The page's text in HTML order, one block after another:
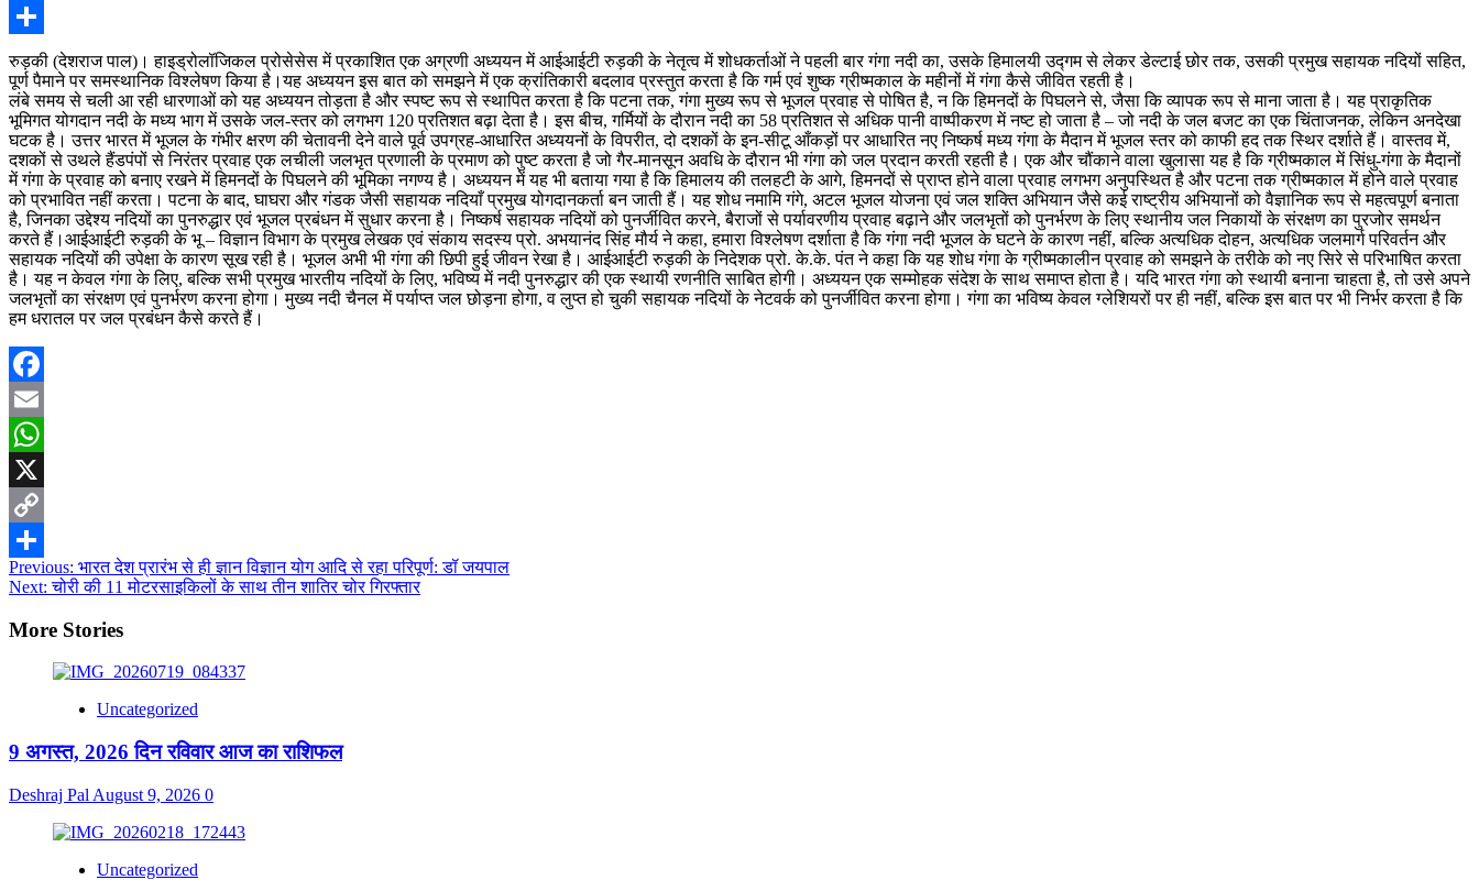
Copy
Link
Share
रुड़की (देशराज पाल)। हाइड्रोलॉजिकल प्रोसेसेस में प्रकाशित एक अग्रणी अध्ययन में आईआईटी रुड़की के नेतृत्व में शोधकर्ताओं ने पहली बार गंगा नदी का, उसके हिमालयी उद्गम से लेकर डेल्टाई छोर तक, उसकी प्रमुख सहायक नदियों सहित,
पूर्ण पैमाने पर समस्थानिक विश्लेषण किया है।यह अध्ययन इस बात को समझने में एक क्रांतिकारी बदलाव प्रस्तुत करता है कि गर्म एवं शुष्क ग्रीष्मकाल के महीनों में गंगा कैसे जीवित रहती है।
लंबे समय से चली आ रही धारणाओं को यह अध्ययन तोड़ता है और स्पष्ट रूप से स्थापित करता है कि पटना तक, गंगा मुख्य रूप से भूजल प्रवाह से पोषित है, न कि हिमनदों के पिघलने से, जैसा कि व्यापक रूप से माना जाता है। यह प्राकृतिक
भूमिगत योगदान नदी के मध्य भाग में उसके जल-स्तर को लगभग 120 प्रतिशत बढ़ा देता है। इस बीच, गर्मियों के दौरान नदी का 58 प्रतिशत से अधिक पानी वाष्पीकरण में नष्ट हो जाता है – जो नदी के जल बजट का एक चिंताजनक, लेकिन अनदेखा
घटक है। उत्तर भारत में भूजल के गंभीर क्षरण की चेतावनी देने वाले पूर्व उपग्रह-आधारित अध्ययनों के विपरीत, दो दशकों के इन-सीटू आँकड़ों पर आधारित नए निष्कर्ष मध्य गंगा के मैदान में भूजल स्तर को काफी हद तक स्थिर दर्शाते हैं। वास्तव में,
दशकों से उथले हैंडपंपों से निरंतर प्रवाह एक लचीली जलभृत प्रणाली के प्रमाण को पुष्ट करता है जो गैर-मानसून अवधि के दौरान भी गंगा को जल प्रदान करती रहती है। एक और चौंकाने वाला खुलासा यह है कि ग्रीष्मकाल में सिंधु-गंगा के मैदानों
में गंगा के प्रवाह को बनाए रखने में हिमनदों के पिघलने की भूमिका नगण्य है। अध्ययन में यह भी बताया गया है कि हिमालय की तलहटी के आगे, हिमनदों से प्राप्त होने वाला प्रवाह लगभग अनुपस्थित है और पटना तक ग्रीष्मकाल में होने वाले प्रवाह
को प्रभावित नहीं करता। पटना के बाद, घाघरा और गंडक जैसी सहायक नदियाँ प्रमुख योगदानकर्ता बन जाती हैं। यह शोध नमामि गंगे, अटल भूजल योजना एवं जल शक्ति अभियान जैसे कई राष्ट्रीय अभियानों को वैज्ञानिक रूप से महत्वपूर्ण बनाता
है, जिनका उद्देश्य नदियों का पुनरुद्धार एवं भूजल प्रबंधन में सुधार करना है। निष्कर्ष सहायक नदियों को पुनर्जीवित करने, बैराजों से पर्यावरणीय प्रवाह बढ़ाने और जलभृतों को पुनर्भरण के लिए स्थानीय जल निकायों के संरक्षण का पुरजोर समर्थन
करते हैं।आईआईटी रुड़की के भू – विज्ञान विभाग के प्रमुख लेखक एवं संकाय सदस्य प्रो. अभयानंद सिंह मौर्य ने कहा, हमारा विश्लेषण दर्शाता है कि गंगा नदी भूजल के घटने के कारण नहीं, बल्कि अत्यधिक दोहन, अत्यधिक जलमार्ग परिवर्तन और
सहायक नदियों की उपेक्षा के कारण सूख रही है। भूजल अभी भी गंगा की छिपी हुई जीवन रेखा है। आईआईटी रुड़की के निदेशक प्रो. के.के. पंत ने कहा कि यह शोध गंगा के ग्रीष्मकालीन प्रवाह को समझने के तरीके को नए सिरे से परिभाषित करता
है। यह न केवल गंगा के लिए, बल्कि सभी प्रमुख भारतीय नदियों के लिए, भविष्य में नदी पुनरुद्धार की एक स्थायी रणनीति साबित होगी। अध्ययन एक सम्मोहक संदेश के साथ समाप्त होता है। यदि भारत गंगा को स्थायी बनाना चाहता है, तो उसे अपने
जलभृतों का संरक्षण एवं पुनर्भरण करना होगा। मुख्य नदी चैनल में पर्याप्त जल छोड़ना होगा, व लुप्त हो चुकी सहायक नदियों के नेटवर्क को पुनर्जीवित करना होगा। गंगा का भविष्य केवल ग्लेशियरों पर ही नहीं, बल्कि इस बात पर भी निर्भर करता है कि
हम धरातल पर जल प्रबंधन कैसे करते हैं।
Facebook
Email
WhatsApp
X
Copy
Link
Share
Post
navigation
Previous: भारत देश प्रारंभ से ही ज्ञान विज्ञान योग आदि से रहा परिपूर्ण: डॉ जयपाल
Next:चोरी की 11 मोटरसाइकिलों के साथ तीन शातिर चोर गिरफ्तार
More Stories
Uncategorized
9 अगस्त, 2026 दिन रविवार आज का राशिफल
Deshraj Pal August 9, 2026 0
Uncategorized